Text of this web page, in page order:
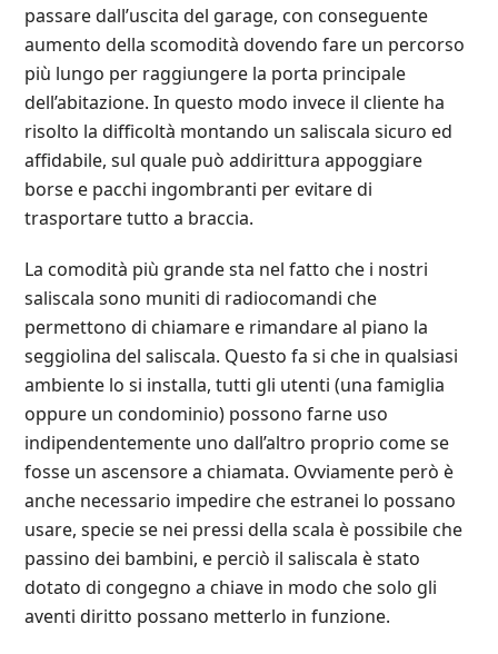
passare dall’uscita del garage, con conseguente
aumento della scomodità dovendo fare un percorso
più lungo per raggiungere la porta principale
dell’abitazione. In questo modo invece il cliente ha
risolto la difficoltà montando un saliscala sicuro ed
affidabile, sul quale può addirittura appoggiare
borse e pacchi ingombranti per evitare di
trasportare tutto a braccia.
La comodità più grande sta nel fatto che i nostri
saliscala sono muniti di radiocomandi che
permettono di chiamare e rimandare al piano la
seggiolina del saliscala. Questo fa si che in qualsiasi
ambiente lo si installa, tutti gli utenti (una famiglia
oppure un condominio) possono farne uso
indipendentemente uno dall’altro proprio come se
fosse un ascensore a chiamata. Ovviamente però è
anche necessario impedire che estranei lo possano
usare, specie se nei pressi della scala è possibile che
passino dei bambini, e perciò il saliscala è stato
dotato di congegno a chiave in modo che solo gli
aventi diritto possano metterlo in funzione.